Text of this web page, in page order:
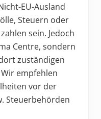
EU-Ausland
Steuern oder
sein. Jedoch
Centre, sondern
zuständigen
empfehlen
vor der
Steuerbehörden